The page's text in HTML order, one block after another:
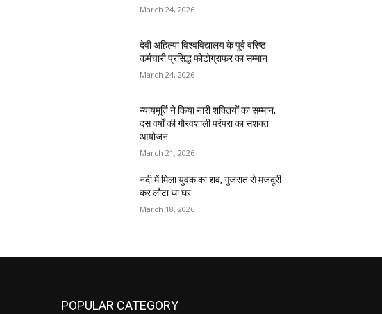
March 24, 2026
देवी अहिल्या विश्वविद्यालय के पूर्व वरिष्ठ
कर्मचारी प्रसिद्ध फोटोग्राफर का सम्मान
March 24, 2026
न्यायमूर्ति ने किया नारी शक्तियों का सम्मान,
दस वर्षों की गौरवशाली परंपरा का सशक्त
आयोजन
March 21, 2026
नदी में मिला युवक का शव, गुजरात से मजदूरी
कर लौटा था घर
March 18, 2026
POPULAR CATEGORY